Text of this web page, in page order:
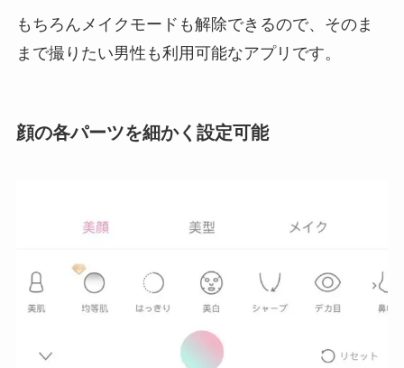
もちろんメイクモードも解除できるので、そのま
まで撮りたい男性も利用可能なアプリです。
顔の各パーツを細かく設定可能